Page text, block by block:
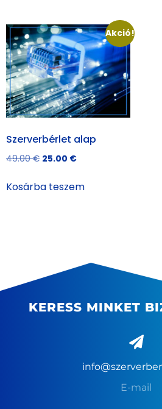
Akció!
Szerverbérlet alap
49.00€ 25.00 €
Kosárba teszem
KERESS MINKET
E-mail